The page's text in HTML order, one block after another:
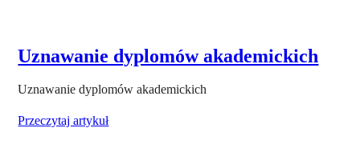
Uznawanie dyplomów akademickich
Uznawanie dyplomów akademickich
Przeczytaj artykuł